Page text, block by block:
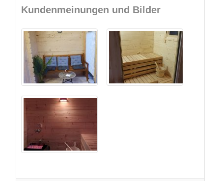
Kundenmeinungen und Bilder